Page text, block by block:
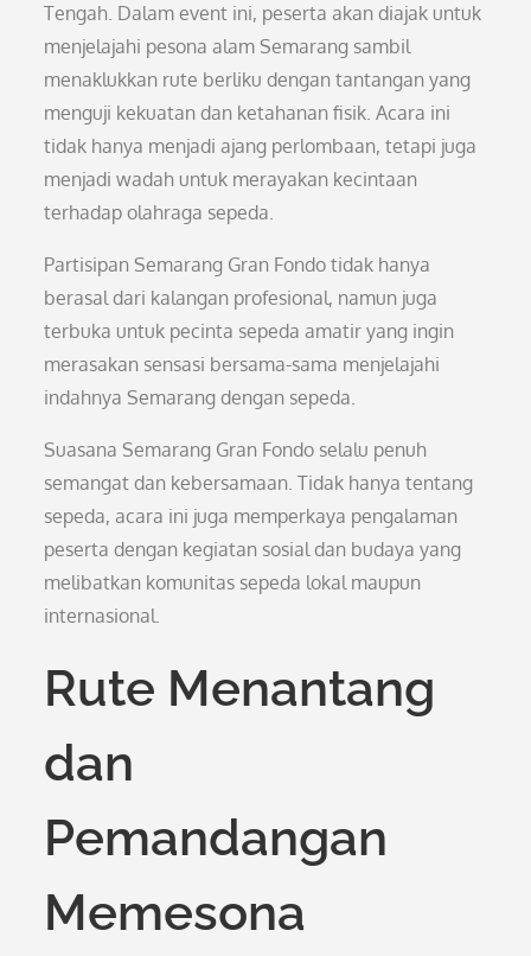
Tengah. Dalam event ini, peserta akan diajak untuk
menjelajahi pesona alam Semarang sambil
menaklukkan rute berliku dengan tantangan yang
menguji kekuatan dan ketahanan fisik. Acara ini
tidak hanya menjadi ajang perlombaan, tetapi juga
menjadi wadah untuk merayakan kecintaan
terhadap olahraga sepeda.
Partisipan Semarang Gran Fondo tidak hanya
berasal dari kalangan profesional, namun juga
terbuka untuk pecinta sepeda amatir yang ingin
merasakan sensasi bersama-sama menjelajahi
indahnya Semarang dengan sepeda.
Suasana Semarang Gran Fondo selalu penuh
semangat dan kebersamaan. Tidak hanya tentang
sepeda, acara ini juga memperkaya pengalaman
peserta dengan kegiatan sosial dan budaya yang
melibatkan komunitas sepeda lokal maupun
internasional.
Rute Menantang
dan
Pemandangan
Memesona